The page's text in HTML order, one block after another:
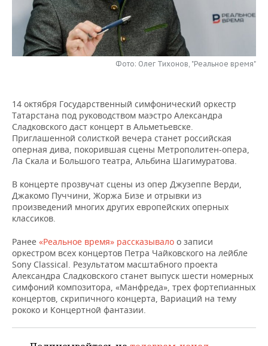
НЕФТЕХИМИЯ
НЕФТЬ
ОПК
РОЗНИЧНАЯ ТОРГОВЛЯ
ТРАНСПОРТ
НОВОСТИ ТЕХНОЛОГИЙ
IT
ТЕЛЕКОММУНИКАЦИИ
МЕРОПРИЯТИЯ
НОВОСТИ МЕРОПРИЯТИЙ
БИЗНЕС-БРАНЧИ
ONLINE-КОНФЕРЕНЦИИ
ОТКРЫТАЯ ЛЕКЦИЯ
СПОРТ
ФУТБОЛ
ХОККЕЙ
БАСКЕТБОЛ
ВОЛЕЙБОЛ
КИБЕРСПОРТ
ФИГУРНОЕ КАТАНИЕ
ВОДНЫЕ ВИДЫ СПОРТА
ХОККЕЙ С МЯЧОМ
НОВОСТИ ОБЩЕСТВА
ВЛАСТЬ
ИНФРАСТРУКТУРА
ИСТОРИЯ
КУЛЬТУРА
МЕДИЦИНА
ОБРАЗОВАНИЕ
ПРОИСШЕСТВИЯ
ФОТОГАЛЕРЕЯ
СЮЖЕТЫ
СПРАВОЧНИК
СПИСОК ПЕРСОН
СПИСОК КОМПАНИЙ
ПОЛНАЯ ВЕРСИЯ
Фото: Олег Тихонов, "Реальное время"
14 октября Государственный симфонический оркестр
Татарстана под руководством маэстро Александра
Сладковского даст концерт в Альметьевске.
Приглашенной солисткой вечера станет российская
оперная дива, покорившая сцены Метрополитен-опера,
Ла Скала и Большого театра, Альбина Шагимуратова.
В концерте прозвучат сцены из опер Джузеппе Верди,
Джакомо Пуччини, Жоржа Бизе и отрывки из
произведений многих других европейских оперных
классиков.
Ранее «Реальное время» рассказывало о записи
оркестром всех концертов Петра Чайковского на лейбле
Sony Classical. Результатом масштабного проекта
Александра Сладковского станет выпуск шести номерных
симфоний композитора, «Манфреда», трех фортепианных
концертов, скрипичного концерта, Вариаций на тему
рококо и Концертной фантазии.